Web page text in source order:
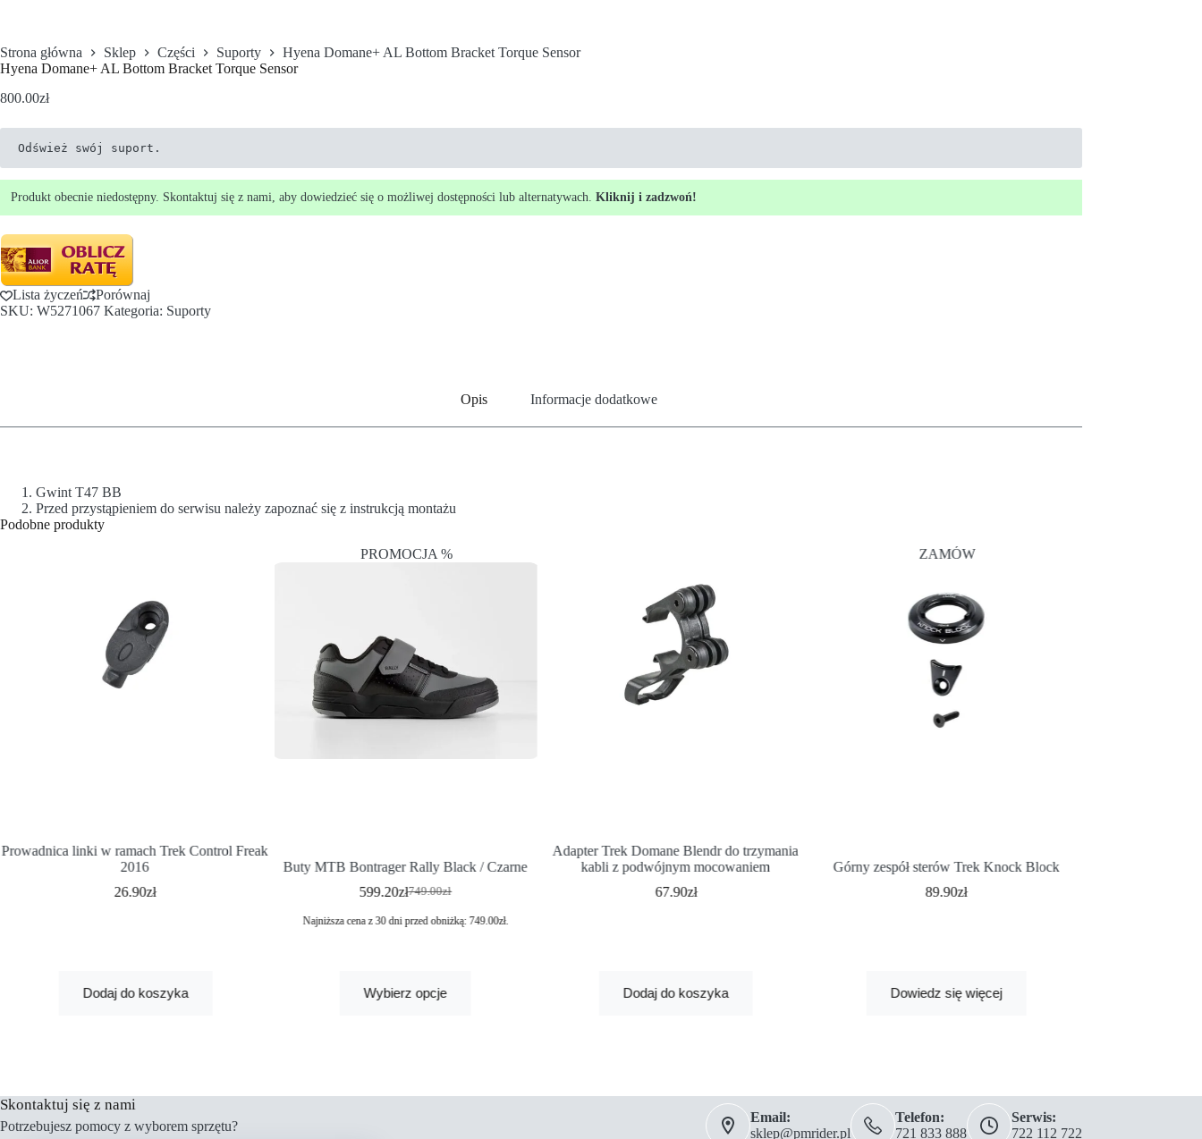
Strona główna Sklep Części Suporty
Hyena Domane+ AL Bottom Bracket Torque Sensor
Hyena Domane+ AL Bottom Bracket Torque Sensor
800.00zł
Odśwież swój suport.
Produkt obecnie niedostępny. Skontaktuj się z nami, aby dowiedzieć się o możliwej dostępności lub alternatywach. Kliknij i zadzwoń!
Lista życzeń
Porównaj
SKU: W5271067 Kategoria: Suporty
Opis Informacje dodatkowe
Gwint T47 BB
Przed przystąpieniem do serwisu należy zapoznać się z instrukcją montażu
Podobne produkty
Prowadnica linki w ramach Trek Control Freak
2016
26.90zł
Dodaj do koszyka
PROMOCJA %
Buty MTB Bontrager Rally Black / Czarne
749.00zł
599.20zł
Najniższa cena z 30 dni przed obniżką: 749.00zł.
Wybierz opcje
Adapter Trek Domane Blendr do trzymania
kabli z podwójnym mocowaniem
67.90zł
Dodaj do koszyka
ZAMÓW
Górny zespół sterów Trek Knock Block
89.90zł
Dowiedz się więcej
Skontaktuj się z nami
Potrzebujesz pomocy z wyborem sprzętu?
Email:
sklep@pmrider.pl
Telefon:
721 833 888
Serwis:
722 112 722